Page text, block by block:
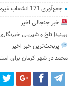
جمع‌آوری 171 انشعاب غیرمجاز برق در مانور «مهتاب» اهواز
خبر جنجالی اخیر
ببینید| تلخ و شیرینی
پربحث‌ترین خبر اخیر
محمد درشهر کرمان برای